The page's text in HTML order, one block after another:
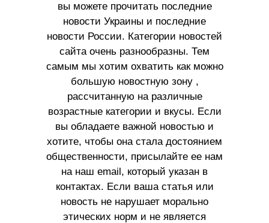
вы можете прочитать последние
новости Украины и последние
новости России. Категории новостей
сайта очень разнообразны. Тем
самым мы хотим охватить как можно
большую новостную зону ,
рассчитанную на различные
возрастные категории и вкусы. Если
вы обладаете важной новостью и
хотите, чтобы она стала достоянием
общественности, присылайте ее нам
на наш email, который указан в
контактах. Если ваша статья или
новость не нарушает морально
этических норм и не является